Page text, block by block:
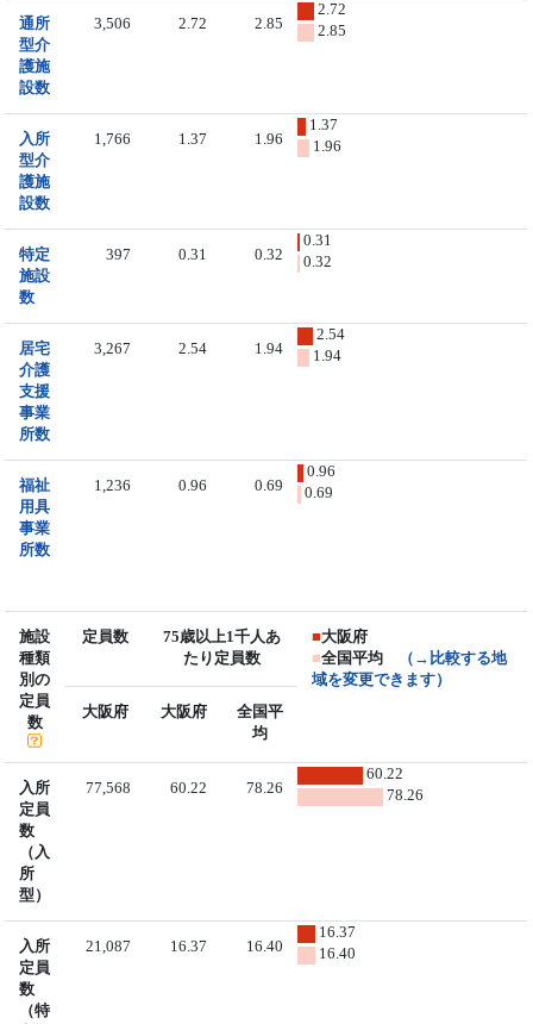
通所
型介
護施
設数
3,506 2.72 2.85
2.72
2.85
入所
型介
護施
設数
1,766 1.37 1.96
1.37
1.96
特定
施設
数
397 0.31 0.32
0.31
0.32
居宅
介護
支援
事業
所数
3,267 2.54 1.94
2.54
1.94
福祉
用具
事業
所数
1,236 0.96 0.69
0.96
0.69
施設
種類
別の
定員
数
定員数
75歳以上1千人あ
たり定員数
■大阪府
■全国平均
（→比較する地
域を変更できます）
大阪府
大阪府
全国平
均
入所
定員
数
（入
所
型）
77,568 60.22 78.26
60.22
78.26
入所
定員
数
（特
21,087 16.37 16.40
16.37
16.40